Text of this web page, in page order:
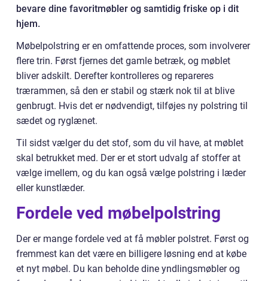
bevare dine favoritmøbler og samtidig friske op i dit
hjem.
Møbelpolstring er en omfattende proces, som involverer
flere trin. Først fjernes det gamle betræk, og møblet
bliver adskilt. Derefter kontrolleres og repareres
trærammen, så den er stabil og stærk nok til at blive
genbrugt. Hvis det er nødvendigt, tilføjes ny polstring til
sædet og ryglænet.
Til sidst vælger du det stof, som du vil have, at møblet
skal betrukket med. Der er et stort udvalg af stoffer at
vælge imellem, og du kan også vælge polstring i læder
eller kunstlæder.
Fordele ved møbelpolstring
Der er mange fordele ved at få møbler polstret. Først og
fremmest kan det være en billigere løsning end at købe
et nyt møbel. Du kan beholde dine yndlingsmøbler og